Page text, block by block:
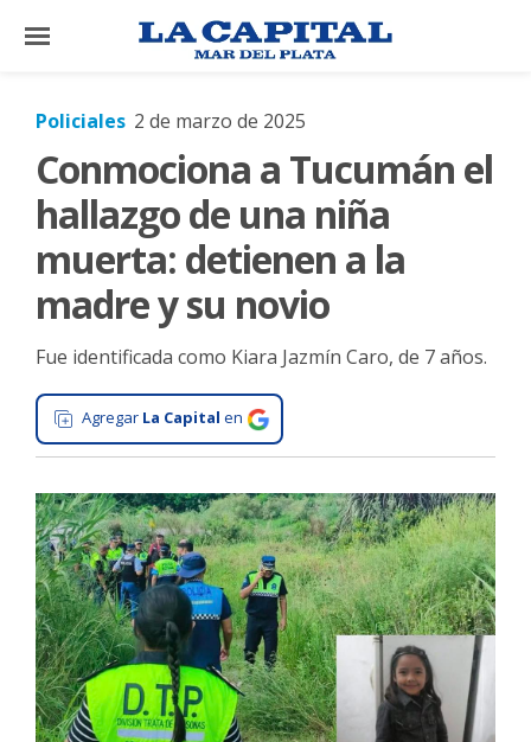
×
El
País
Mundo
La
Tecnología
Salud
Interés
General
La
Ciudad
Deportes
Policiales 2 de marzo de 2025
Conmociona a Tucumán el
hallazgo de una niña
muerta: detienen a la
madre y su novio
Fue identificada como Kiara Jazmín Caro, de 7 años.
Agregar La Capital en